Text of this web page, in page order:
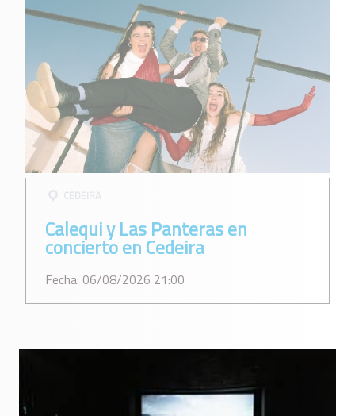
CEDEIRA
Calequi y Las Panteras en
concierto en Cedeira
Fecha: 06/08/2026 21:00